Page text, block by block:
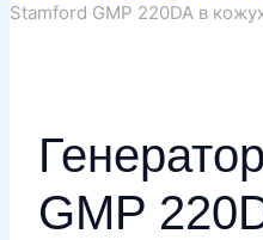
Stamford GMP 220DA в
GMP